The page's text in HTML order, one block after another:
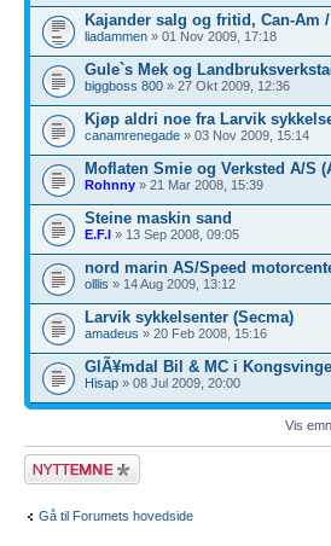
Kajander salg og fritid, Can-Am
liadammen » 01 Nov 2009, 17:18
Gule`s Mek og
biggboss 800 » 27 Okt 2009, 12:36
Kjøp aldri noe fra Larvik
canamrenegade » 03 Nov 2009, 15:14
Moflaten Smie og Verksted A/S
Rohnny » 21 Mar 2008, 15:39
Steine maskin sand
E.F.I » 13 Sep 2008, 09:05
nord marin AS/Speed
olllis » 14 Aug 2009, 13:12
Larvik sykkelsenter (Secma)
amadeus » 20 Feb 2008, 15:16
GlÃ¥mdal Bil & MC i
Hisap » 08 Jul 2009, 20:00
Vis
Legg inn et nytt
emne
Gå til Forumets hovedside